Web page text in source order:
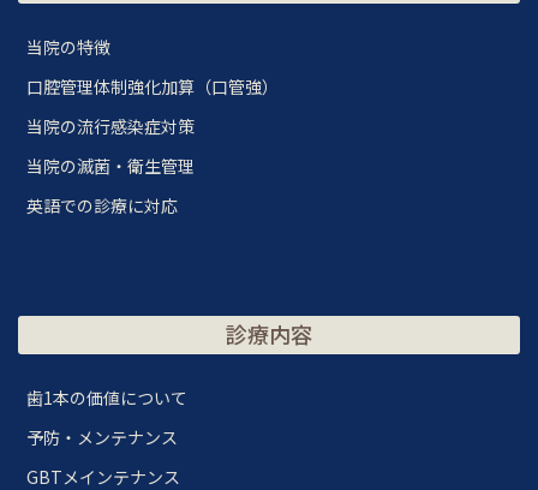
当院の特徴
口腔管理体制強化加算（口管強）
当院の流行感染症対策
当院の滅菌・衛生管理
英語での診療に対応
診療内容
歯1本の価値について
予防・メンテナンス
GBTメインテナンス